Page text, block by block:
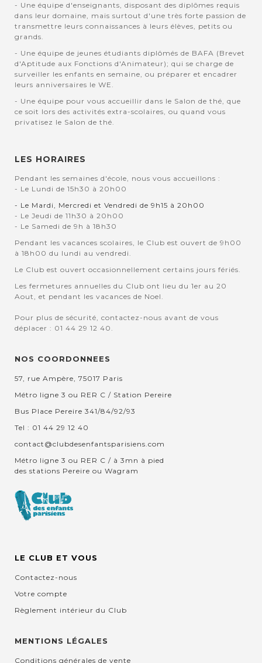
- Une équipe d'enseignants, disposant des diplômes requis
dans leur domaine, mais surtout d'une très forte passion de
transmettre leurs connaissances à leurs élèves, petits ou
grands.
- Une équipe de jeunes étudiants diplômés de BAFA (Brevet
d'Aptitude aux Fonctions d'Animateur); qui se charge de
surveiller les enfants en semaine, ou préparer et encadrer
leurs anniversaires le WE.
- Une équipe pour vous accueillir dans le Salon de thé, que
ce soit lors des activités extra-scolaires, ou quand vous
privatisez le Salon de thé.
LES HORAIRES
Pendant les semaines d'école, nous vous accueillons :
- Le Lundi de 15h30 à 20h00
- Le Mardi, Mercredi et Vendredi de 9h15 à 20h00
- Le Jeudi de 11h30 à 20h00
- Le Samedi de 9h à 18h30
Pendant les vacances scolaires, le Club est ouvert de 9h00
à 18h00 du lundi au vendredi.
Le Club est ouvert occasionnellement certains jours fériés.
Les fermetures annuelles du Club ont lieu du 1er au 20
Aout, et pendant les vacances de Noel.
Pour plus de sécurité, contactez-nous avant de vous
déplacer : 01 44 29 12 40.
NOS COORDONNEES
57, rue Ampère, 75017 Paris
Métro ligne 3 ou RER C / Station Pereire
Bus Place Pereire 341/84/92/93
Tel : 01 44 29 12 40
contact@clubdesenfantsparisiens.com
Métro ligne 3 ou RER C / à 3mn à pied
des stations Pereire ou Wagram
LE CLUB ET VOUS
Contactez-nous
Votre compte
Règlement intérieur du Club
MENTIONS LÉGALES
Conditions générales de vente